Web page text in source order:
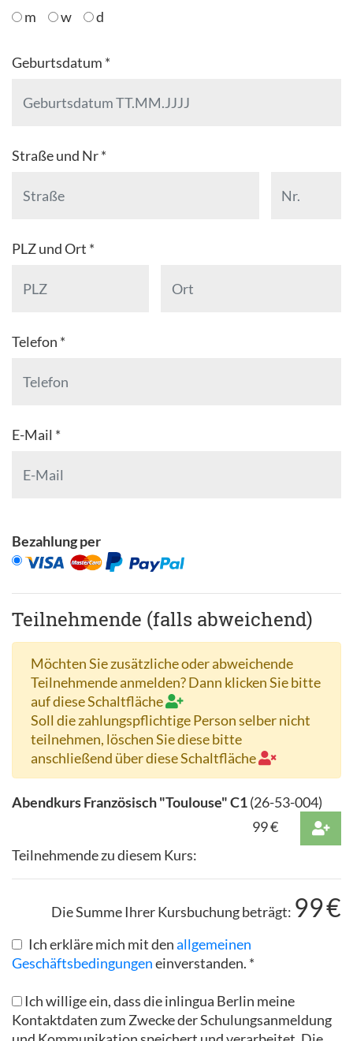
m
w d
Geburtsdatum *
Straße und Nr *
PLZ und Ort *
Telefon *
E-Mail *
Bezahlung per
Teilnehmende (falls abweichend)
Möchten Sie zusätzliche oder abweichende
Teilnehmende anmelden? Dann klicken Sie bitte
auf diese Schaltfläche
Soll die zahlungspflichtige Person selber nicht
teilnehmen, löschen Sie diese bitte
anschließend über diese Schaltfläche
Abendkurs Französisch "Toulouse" C1(26-53-004)
99€
Teilnehmende zu diesem Kurs:
Die Summe Ihrer Kursbuchung beträgt: 99€
Ich erkläre mich mit denallgemeinen
Geschäftsbedingungeneinverstanden. *
Ich willige ein, dass die inlingua Berlin meine
Kontaktdaten zum Zwecke der Schulungsanmeldung